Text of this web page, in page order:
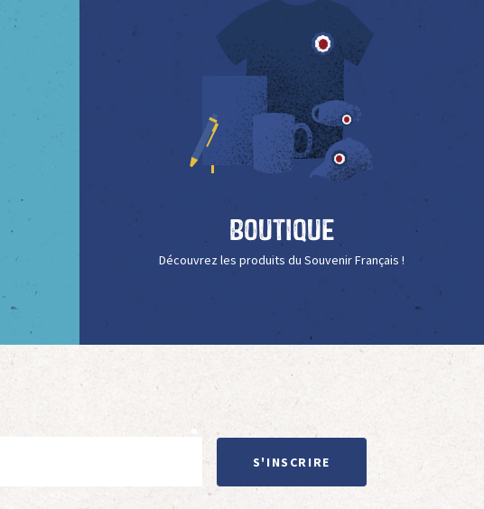
Boutique
Découvrez les produits du Souvenir Français !
S'INSCRIRE